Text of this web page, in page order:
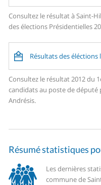
Consultez le résultat à Saint-
des élections Présidentielles
Résultats des éléctions
Consultez le résultat 2012 du
candidats au poste de député
Andrésis.
Résumé statistiques
Les dernières
commune de